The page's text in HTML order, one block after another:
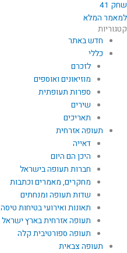
שחק 41
למאמר המלא
קטגוריות
חדש באתר
כללי
לזכרם
מוזיאונים ואוספים
ספרות תעופתית
שירים
תאריכים
תעופה אזרחית
דאייה
היכן הם היום
חברות תעופה בישראל
מחקרים, מאמרים וכתבות
שדות תעופה ומנחתים
תאונות ואירועי בטיחות טיסה
תעופה אזרחית בארץ ישראל
תעופה ספורטיבית קלה
תעופה צבאית